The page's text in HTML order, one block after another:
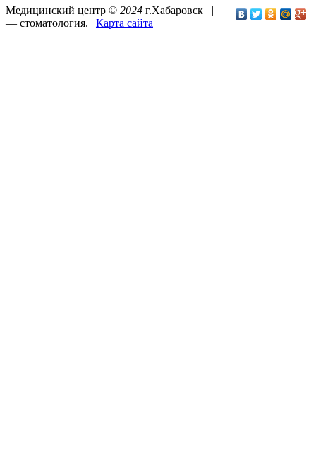
Медицинский центр © 2024 г.Хабаровск |
— стоматология. | Карта сайта